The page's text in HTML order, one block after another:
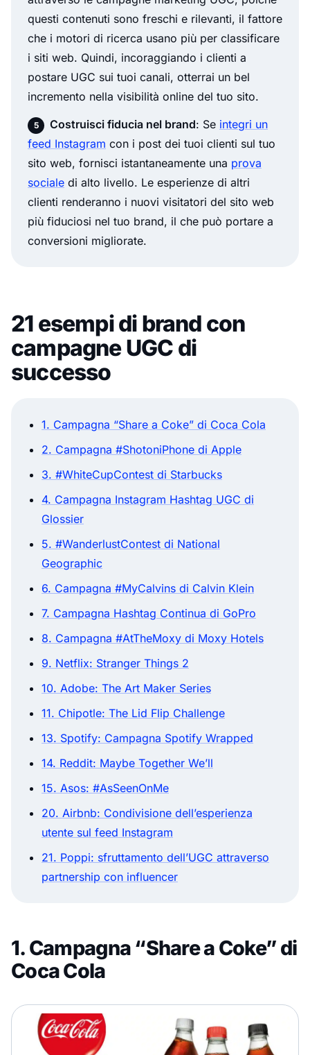
questi contenuti sono freschi e rilevanti, il fattore
che i motori di ricerca usano più per classificare
i siti web. Quindi, incoraggiando i clienti a
postare UGC sui tuoi canali, otterrai un bel
incremento nella visibilità online del tuo sito.
Costruisci fiducia nel brand: Se integri un
feed Instagram con i post dei tuoi clienti sul tuo
sito web, fornisci istantaneamente una prova
sociale di alto livello. Le esperienze di altri
clienti renderanno i nuovi visitatori del sito web
più fiduciosi nel tuo brand, il che può portare a
conversioni migliorate.
21 esempi di brand con
campagne UGC di
successo
1. Campagna “Share a Coke” di Coca Cola
2. Campagna #ShotoniPhone di Apple
3. #WhiteCupContest di Starbucks
4. Campagna Instagram Hashtag UGC di
Glossier
5. #WanderlustContest di National
Geographic
6. Campagna #MyCalvins di Calvin Klein
7. Campagna Hashtag Continua di GoPro
8. Campagna #AtTheMoxy di Moxy Hotels
9. Netflix: Stranger Things 2
10. Adobe: The Art Maker Series
11. Chipotle: The Lid Flip Challenge
13. Spotify: Campagna Spotify Wrapped
14. Reddit: Maybe Together We’ll
15. Asos: #AsSeenOnMe
20. Airbnb: Condivisione dell’esperienza
utente sul feed Instagram
21. Poppi: sfruttamento dell’UGC attraverso
partnership con influencer
1. Campagna “Share a Coke” di
Coca Cola